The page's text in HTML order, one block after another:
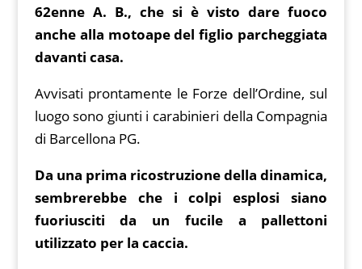
62enne A. B., che si è visto dare fuoco
anche alla motoape del figlio parcheggiata
davanti casa.
Avvisati prontamente le Forze dell’Ordine, sul
luogo sono giunti i carabinieri della Compagnia
di Barcellona PG.
Da una prima ricostruzione della dinamica,
sembrerebbe che i colpi esplosi siano
fuoriusciti da un fucile a pallettoni
utilizzato per la caccia.